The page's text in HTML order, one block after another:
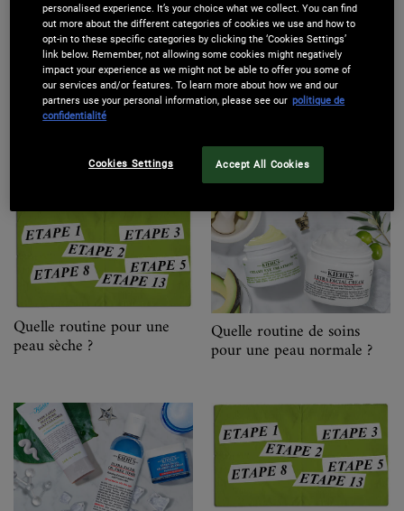
une peau régénérée peaux mixtes
Quelle routine pour une
peau sèche ?
Quelle routine de soins
pour une peau normale ?
personalised experience. It’s your choice what we collect. You can find
out more about the different categories of cookies we use and how to
opt-in to these specific categories by clicking the ‘Cookies Settings’
link below. Remember, not allowing some cookies might negatively
impact your experience as we might not be able to offer you some of
our services and/or features. To learn more about how we and our
partners use your personal information, please see our politique de
confidentialité
Cookies Settings Accept All Cookies